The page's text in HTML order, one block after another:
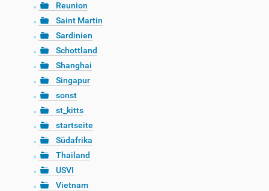
Reunion
Saint Martin
Sardinien
Schottland
Shanghai
Singapur
sonst
st_kitts
startseite
Südafrika
Thailand
USVI
Vietnam